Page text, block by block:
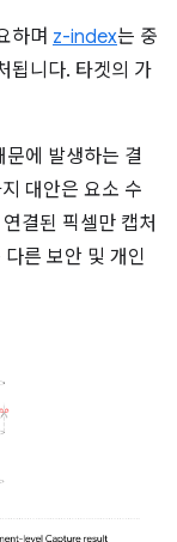
하며 z-index는 중
됩니다. 타겟의 가
에 발생하는 결
대안은 요소 수
결된 픽셀만 캡처
른 보안 및 개인